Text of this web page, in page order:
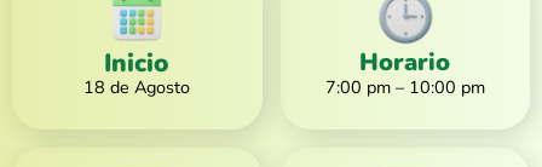
Inicio
18 de Agosto
Horario
7:00 pm – 10:00 pm